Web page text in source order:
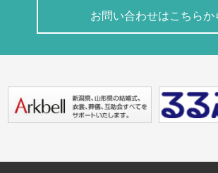
お問い合わせはこちらか